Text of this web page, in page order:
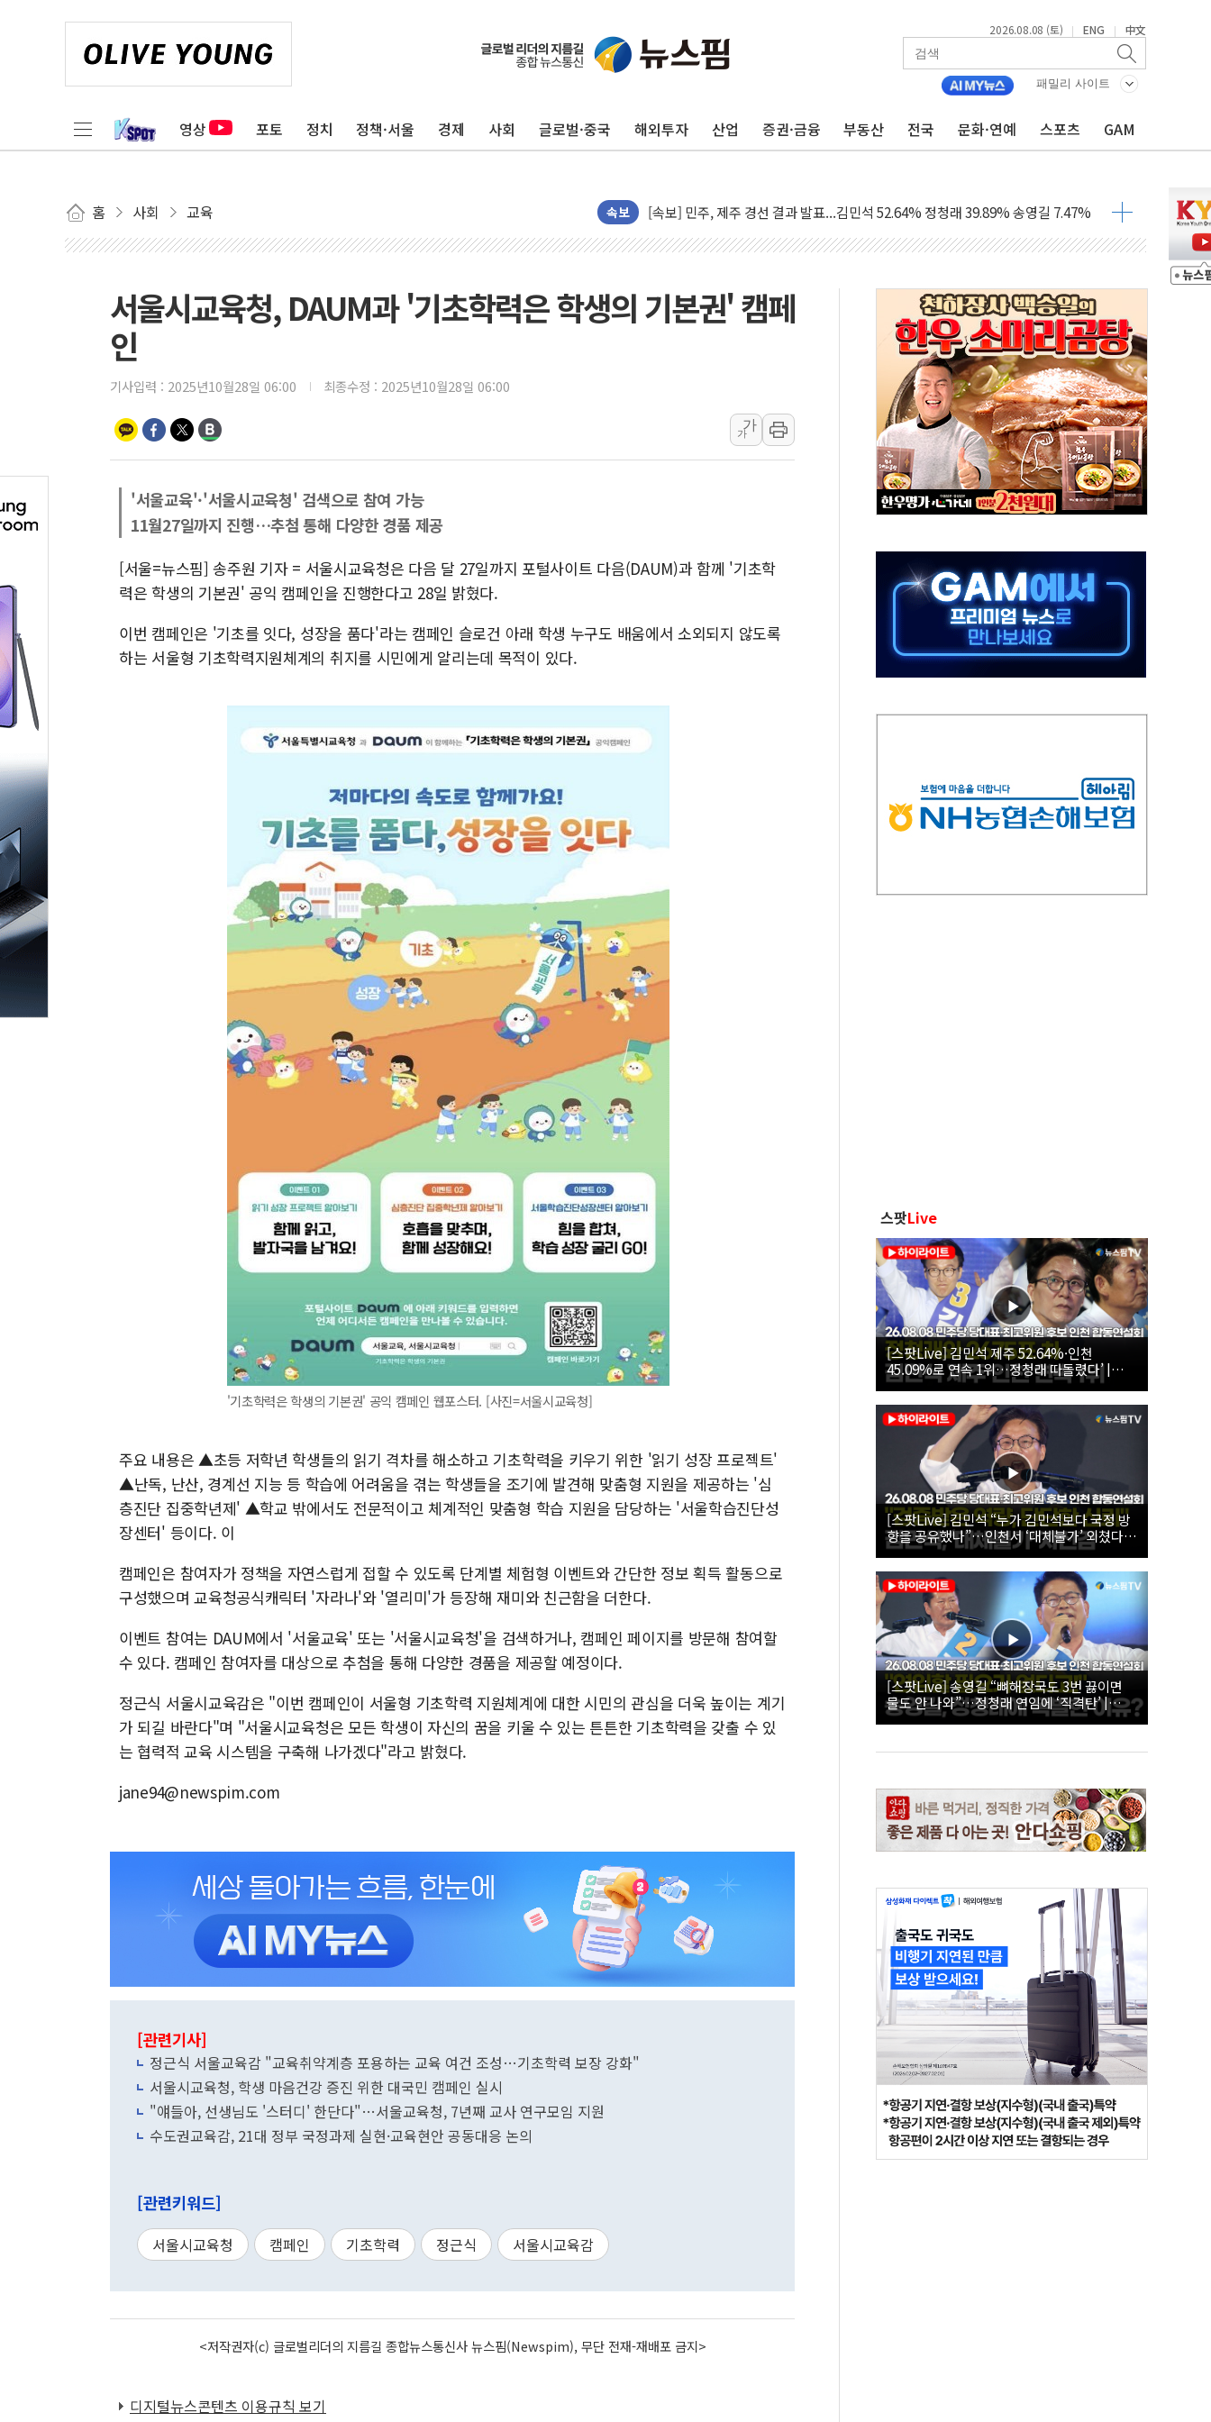
2026.08.08 (토) | ENG | 中文
패밀리 사이트
영상 포토 정치 정책·서울 경제 사회 글로벌·중국 해외투자 산업 증권·금융 부동산 전국 문화·연예 스포츠 GAM
홈 사회 교육 속보
인천 합동연설회 나선 송영길·정청래·김민석 당대표 후보
김민석, 2주차 제주·인천 경선서 정청래에 승리...47.75% vs 42.08%
인사하는 김민석 당대표 후보
[속보] 민주, 제주·인천 경선 결과 발표...김민석 47.75% 정청래 42.08%
[속보] 민주, 제주 경선 결과 발표...김민석 52.64% 정청래 39.89% 송영길 7.47%
이번주 국내 주요 금융일정(8.10~8.14)
강릉·동해·삼척 시간당 최대 50㎜ 폭우…강원 동해안 강한 비 이어져
폐기물 수거하다 참변…60대 환경미화원 수거차에 치여 사망
서울 중랑구 주택가서 흉기 난동…60대 남성 2명 숨져
李대통령 "결혼 때문에 손해 보는 일 없게"…'결혼 페널티' 22개 과제 손본다
여수 오동도 인근 해상서 모터보트 전복…1명 사망·1명 실종
추미애, '위안부' 피해자 기림의 날 참석..."국제적 시민 연대로 목소리 내야"
인천 선재도 갯벌서 해루질 중 실종 60대 나흘만에 숨진 채 발견
인천서 말다툼 중 어머니 흉기 살해 10대 아들 체포
'화합' 꺼낸 김민석에 '뻔뻔' 받아친 정청래…제주 연설서 신경전 고조
동해중부 전 해상 풍랑주의보…10일까지 최대 3.5m 높은 물결
연일 폭염에 온열질환 사망 23명…정부, 비상대응기구 가동
서울시교육청, DAUM과 '기초학력은 학생의 기본권' 캠페
인
기사입력 : 2025년10월28일 06:00 최종수정 : 2025년10월28일 06:00
가
가
'서울교육'·'서울시교육청' 검색으로 참여 가능
11월27일까지 진행…추첨 통해 다양한 경품 제공
[서울=뉴스핌] 송주원 기자 = 서울시교육청은 다음 달 27일까지 포털사이트 다음(DAUM)과 함께 '기초학
력은 학생의 기본권' 공익 캠페인을 진행한다고 28일 밝혔다.
이번 캠페인은 '기초를 잇다, 성장을 품다'라는 캠페인 슬로건 아래 학생 누구도 배움에서 소외되지 않도록
하는 서울형 기초학력지원체계의 취지를 시민에게 알리는데 목적이 있다.
'기초학력은 학생의 기본권' 공익 캠페인 웹포스터. [사진=서울시교육청]
주요 내용은 ▲초등 저학년 학생들의 읽기 격차를 해소하고 기초학력을 키우기 위한 '읽기 성장 프로젝트'
▲난독, 난산, 경계선 지능 등 학습에 어려움을 겪는 학생들을 조기에 발견해 맞춤형 지원을 제공하는 '심
층진단 집중학년제' ▲학교 밖에서도 전문적이고 체계적인 맞춤형 학습 지원을 담당하는 '서울학습진단성
장센터' 등이다. 이
캠페인은 참여자가 정책을 자연스럽게 접할 수 있도록 단계별 체험형 이벤트와 간단한 정보 획득 활동으로
구성했으며 교육청공식캐릭터 '자라나'와 '열리미'가 등장해 재미와 친근함을 더한다.
이벤트 참여는 DAUM에서 '서울교육' 또는 '서울시교육청'을 검색하거나, 캠페인 페이지를 방문해 참여할
수 있다. 캠페인 참여자를 대상으로 추첨을 통해 다양한 경품을 제공할 예정이다.
정근식 서울시교육감은 "이번 캠페인이 서울형 기초학력 지원체계에 대한 시민의 관심을 더욱 높이는 계기
가 되길 바란다"며 "서울시교육청은 모든 학생이 자신의 꿈을 키울 수 있는 튼튼한 기초학력을 갖출 수 있
는 협력적 교육 시스템을 구축해 나가겠다"라고 밝혔다.
jane94@newspim.com
[관련기사]
정근식 서울교육감 "교육취약계층 포용하는 교육 여건 조성…기초학력 보장 강화"
서울시교육청, 학생 마음건강 증진 위한 대국민 캠페인 실시
"얘들아, 선생님도 '스터디' 한단다"…서울교육청, 7년째 교사 연구모임 지원
수도권교육감, 21대 정부 국정과제 실현·교육현안 공동대응 논의
[관련키워드]
서울시교육청 캠페인 기초학력 정근식 서울시교육감
<저작권자(c) 글로벌리더의 지름길 종합뉴스통신사 뉴스핌(Newspim), 무단 전재-재배포 금지>
디지털뉴스콘텐츠 이용규칙 보기
스팟Live
[스팟Live] 김민석 제주 52.64%·인천
45.09%로 연속 1위…정청래 따돌렸다’ |
26.08.08 더불어민주당 당대표·최고위원 후
보 인천 합동연설회
[스팟Live] 김민석 “누가 김민석보다 국정 방
향을 공유했나”…인천서 ‘대체불가’ 외쳤다 |
26.08.08 더불어민주당 당대표·최고위원 후
보 인천 합동연설회
[스팟Live] 송영길 “뼈해장국도 3번 끓이면
물도 안 나와”…정청래 연임에 ‘직격탄’ |
26.08.08 더불어민주당 당대표·최고위원 후